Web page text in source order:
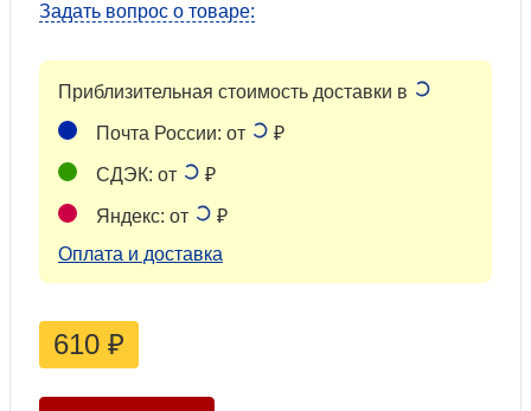
Задать вопрос о товаре:
Приблизительная стоимость доставки в
Почта России: от ₽
СДЭК: от ₽
Яндекс: от
₽
Оплата и доставка
610 ₽